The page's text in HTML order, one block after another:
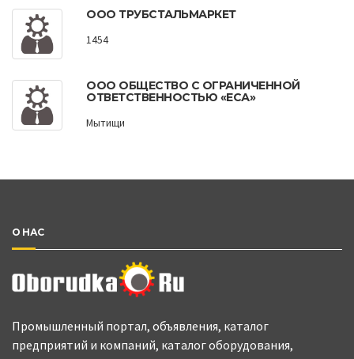
ООО ТРУБСТАЛЬМАРКЕТ
1454
ООО ОБЩЕСТВО С ОГРАНИЧЕННОЙ
ОТВЕТСТВЕННОСТЬЮ «ЕСА»
Мытищи
О НАС
Промышленный портал, объявления, каталог
предприятий и компаний, каталог оборудования,